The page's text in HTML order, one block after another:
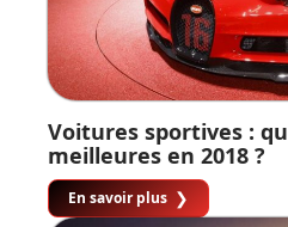
Voitures sportives :
meilleures en 2018 ?
En savoir plus